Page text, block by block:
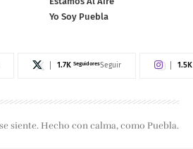
Yo Soy Puebla
1.7K SeguidoresSeguir 1.5K
siente. Hecho con calma, como Puebla.